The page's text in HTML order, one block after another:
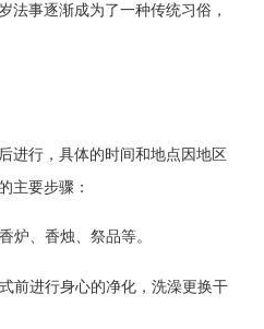
法事逐渐成为了一种传统习俗，
进行，具体的时间和地点因地区
主要步骤：
炉、香烛、祭品等。
前进行身心的净化，洗澡更换干